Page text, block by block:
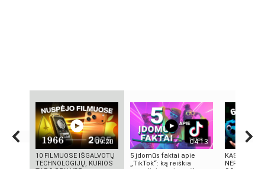
09:20
10 FILMUOSE IŠGALVOTŲ
TECHNOLOGIJŲ, KURIOS
04:13
5 įdomūs faktai apie
„TikTok“: ką reiškia
KAS TAS